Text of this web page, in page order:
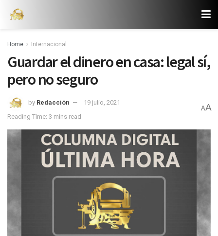
Home Internacional
Guardar el dinero en casa: legal sí,
pero no seguro
by Redacción
19 julio, 2021
Reading Time: 3 mins read
AA